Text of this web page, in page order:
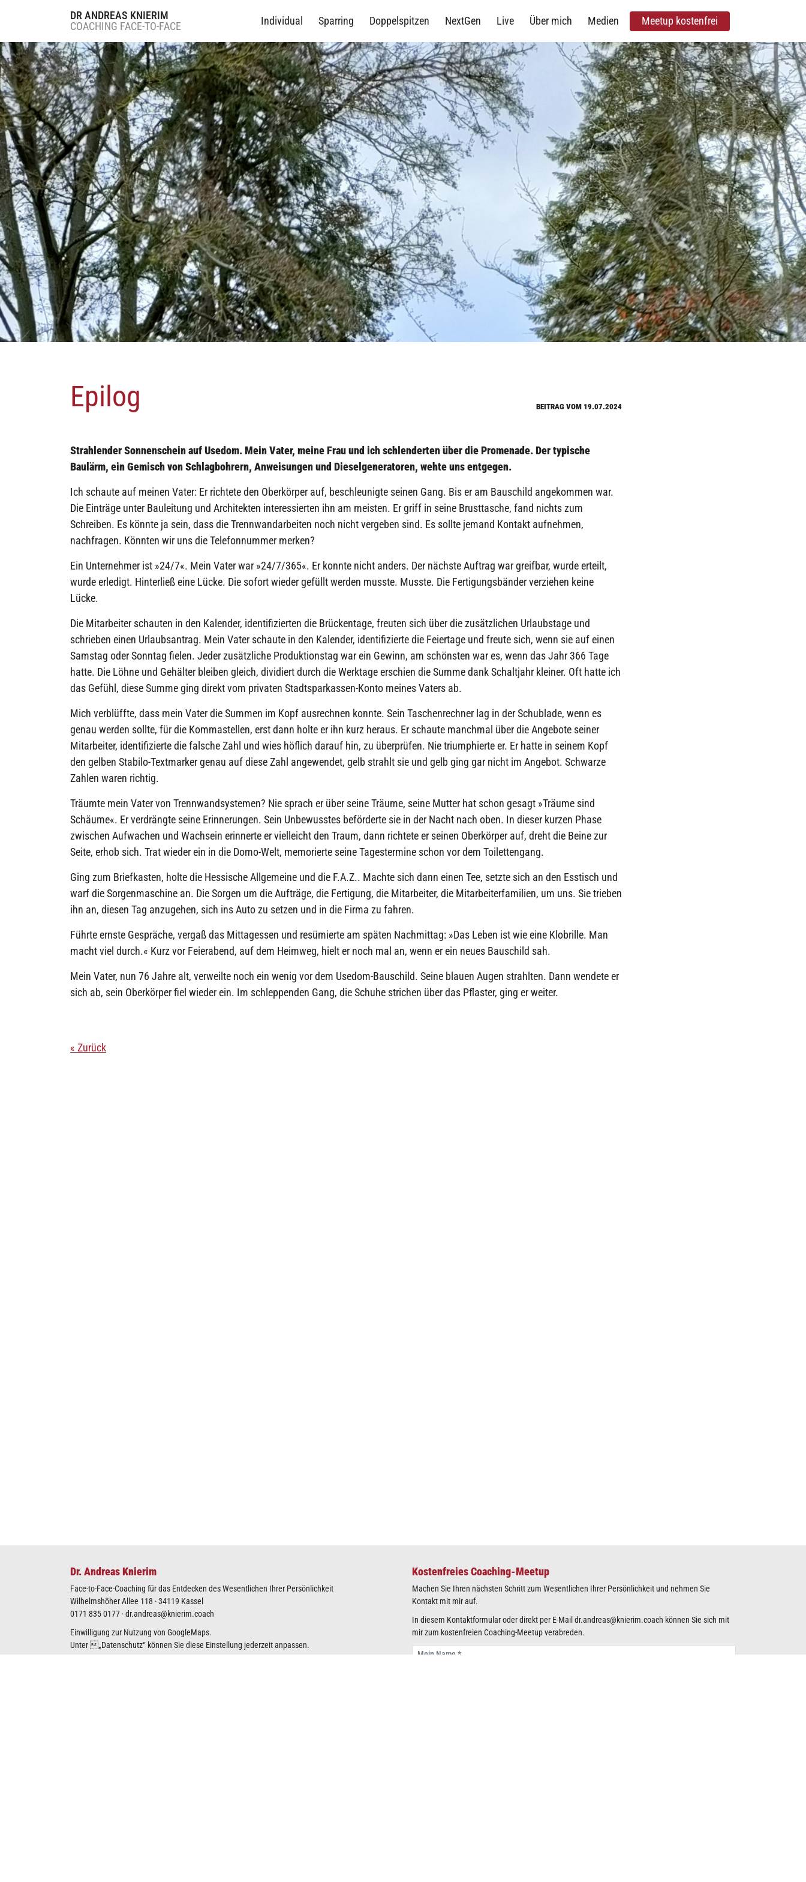
DR ANDREAS KNIERIM
COACHING FACE-TO-FACE
Individual Sparring Doppelspitzen NextGen Live Über mich Medien Meetup kostenfrei
Epilog BEITRAG VOM 19.07.2024
Strahlender Sonnenschein auf Usedom. Mein Vater, meine Frau und ich schlenderten über die Promenade. Der typische
Baulärm, ein Gemisch von Schlagbohrern, Anweisungen und Dieselgeneratoren, wehte uns entgegen.
Ich schaute auf meinen Vater: Er richtete den Oberkörper auf, beschleunigte seinen Gang. Bis er am Bauschild angekommen war.
Die Einträge unter Bauleitung und Architekten interessierten ihn am meisten. Er griff in seine Brusttasche, fand nichts zum
Schreiben. Es könnte ja sein, dass die Trennwandarbeiten noch nicht vergeben sind. Es sollte jemand Kontakt aufnehmen,
nachfragen. Könnten wir uns die Telefonnummer merken?
Ein Unternehmer ist »24/7«. Mein Vater war »24/7/365«. Er konnte nicht anders. Der nächste Auftrag war greifbar, wurde erteilt,
wurde erledigt. Hinterließ eine Lücke. Die sofort wieder gefüllt werden musste. Musste. Die Fertigungsbänder verziehen keine
Lücke.
Die Mitarbeiter schauten in den Kalender, identifizierten die Brückentage, freuten sich über die zusätzlichen Urlaubstage und
schrieben einen Urlaubsantrag. Mein Vater schaute in den Kalender, identifizierte die Feiertage und freute sich, wenn sie auf einen
Samstag oder Sonntag fielen. Jeder zusätzliche Produktionstag war ein Gewinn, am schönsten war es, wenn das Jahr 366 Tage
hatte. Die Löhne und Gehälter bleiben gleich, dividiert durch die Werktage erschien die Summe dank Schaltjahr kleiner. Oft hatte ich
das Gefühl, diese Summe ging direkt vom privaten Stadtsparkassen-Konto meines Vaters ab.
Mich verblüffte, dass mein Vater die Summen im Kopf ausrechnen konnte. Sein Taschenrechner lag in der Schublade, wenn es
genau werden sollte, für die Kommastellen, erst dann holte er ihn kurz heraus. Er schaute manchmal über die Angebote seiner
Mitarbeiter, identifizierte die falsche Zahl und wies höflich darauf hin, zu überprüfen. Nie triumphierte er. Er hatte in seinem Kopf
den gelben Stabilo-Textmarker genau auf diese Zahl angewendet, gelb strahlt sie und gelb ging gar nicht im Angebot. Schwarze
Zahlen waren richtig.
Träumte mein Vater von Trennwandsystemen? Nie sprach er über seine Träume, seine Mutter hat schon gesagt »Träume sind
Schäume«. Er verdrängte seine Erinnerungen. Sein Unbewusstes beförderte sie in der Nacht nach oben. In dieser kurzen Phase
zwischen Aufwachen und Wachsein erinnerte er vielleicht den Traum, dann richtete er seinen Oberkörper auf, dreht die Beine zur
Seite, erhob sich. Trat wieder ein in die Domo-Welt, memorierte seine Tagestermine schon vor dem Toilettengang.
Ging zum Briefkasten, holte die Hessische Allgemeine und die F.A.Z.. Machte sich dann einen Tee, setzte sich an den Esstisch und
warf die Sorgenmaschine an. Die Sorgen um die Aufträge, die Fertigung, die Mitarbeiter, die Mitarbeiterfamilien, um uns. Sie trieben
ihn an, diesen Tag anzugehen, sich ins Auto zu setzen und in die Firma zu fahren.
Führte ernste Gespräche, vergaß das Mittagessen und resümierte am späten Nachmittag: »Das Leben ist wie eine Klobrille. Man
macht viel durch.« Kurz vor Feierabend, auf dem Heimweg, hielt er noch mal an, wenn er ein neues Bauschild sah.
Mein Vater, nun 76 Jahre alt, verweilte noch ein wenig vor dem Usedom-Bauschild. Seine blauen Augen strahlten. Dann wendete er
sich ab, sein Oberkörper fiel wieder ein. Im schleppenden Gang, die Schuhe strichen über das Pflaster, ging er weiter.
« Zurück
Dr. Andreas Knierim
Face-to-Face-Coaching für das Entdecken des Wesentlichen Ihrer Persönlichkeit
Wilhelmshöher Allee 118 · 34119 Kassel
0171 835 0177 ·dr.andreas@knierim.coach
Einwilligung zur Nutzung von GoogleMaps.
Unter „Datenschutz“ können Sie diese Einstellung jederzeit anpassen.
Kostenfreies Coaching-Meetup
Machen Sie Ihren nächsten Schritt zum Wesentlichen Ihrer Persönlichkeit und nehmen Sie
Kontakt mit mir auf.
In diesem Kontaktformular oder direkt per E-Mail dr.andreas@knierim.coach können Sie sich mit
mir zum kostenfreien Coaching-Meetup verabreden.